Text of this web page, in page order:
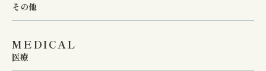
その他
MEDICAL
医療